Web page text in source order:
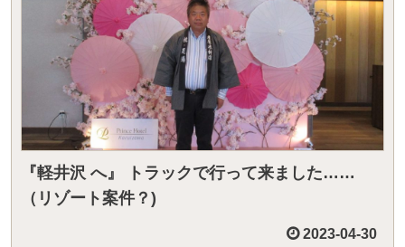
『軽井沢 へ』 トラックで行って来ました……
（リゾート案件？)
2023-04-30